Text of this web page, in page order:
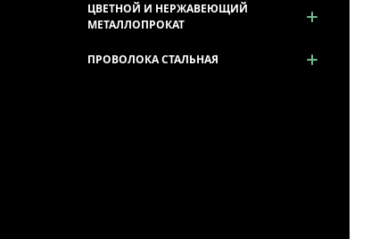
ЦВЕТНОЙ И НЕРЖАВЕЮЩИЙ
МЕТАЛЛОПРОКАТ
ПРОВОЛОКА СТАЛЬНАЯ